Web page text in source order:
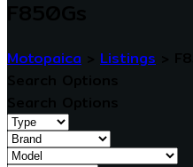
Motopaica Listings